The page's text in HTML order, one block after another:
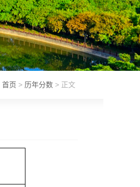
首页 > 历年分数 > 正文